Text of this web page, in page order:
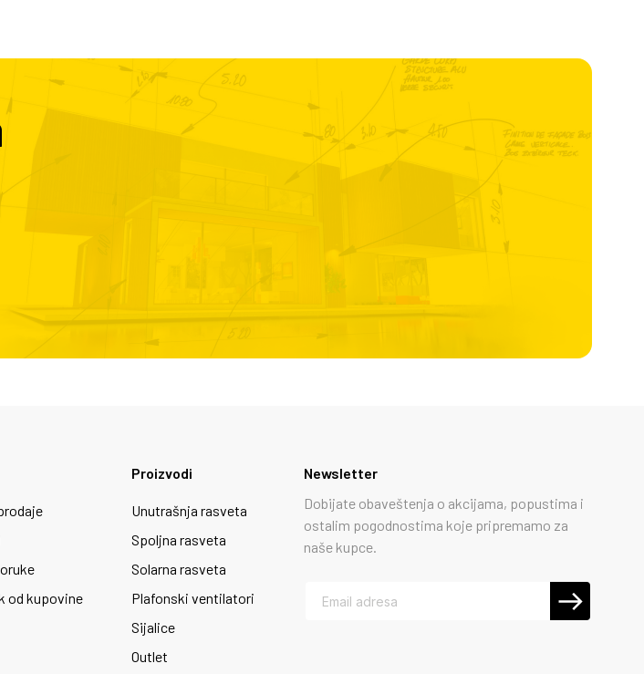
od kupovine
Proizvodi
Unutrašnja rasveta
Spoljna rasveta
Solarna rasveta
Plafonski ventilatori
Sijalice
Outlet
Newsletter
Dobijate obaveštenja o akcijama, popustima i
ostalim pogodnostima koje pripremamo za
naše kupce.